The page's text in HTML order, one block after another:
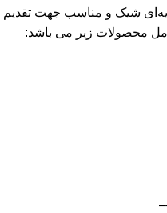
شیک و مناسب جهت تقدیم
محصولات زیر می باشد: